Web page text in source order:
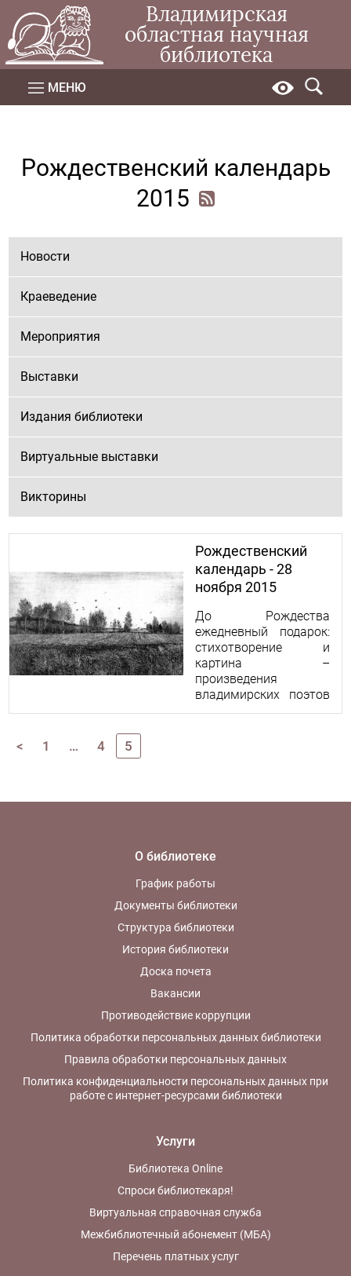
Владимирская
областная научная
библиотека
МЕНЮ
Рождественский календарь
2015
Новости
Краеведение
Мероприятия
Выставки
Издания библиотеки
Виртуальные выставки
Викторины
Рождественский
календарь - 28
ноября 2015
До Рождества
ежедневный подарок:
стихотворение и
картина –
произведения
владимирских поэтов
и художников. На
живопись
< 1 … 4 5
О библиотеке
График работы
Документы библиотеки
Структура библиотеки
История библиотеки
Доска почета
Вакансии
Противодействие коррупции
Политика обработки персональных данных библиотеки
Правила обработки персональных данных
Политика конфиденциальности персональных данных при
работе с интернет-ресурсами библиотеки
Услуги
Библиотека Online
Спроси библиотекаря!
Виртуальная справочная служба
Межбиблиотечный абонемент (МБА)
Перечень платных услуг